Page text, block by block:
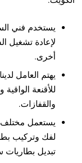
يستخدم فني
لإعادة تشغيل
أخرى.
يهتم العامل
للأقنعة
والقفازات.
يستعمل مختلف
لفك وتركيب
تبديل بطاريات